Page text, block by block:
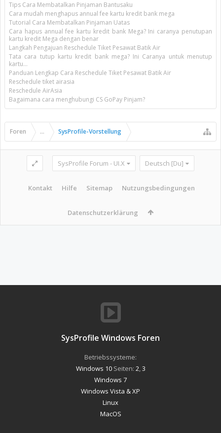
Tips Cara Membatalkan Pinjaman Bantusaku
Cara mudah menghapus annual fee kartu kredit bank mega
Tutorial Cara Membatalkan Pinjaman Uatas
Cara hapus annual fee kartu kredit bank Mega? Ini caranya penutupan
kartu kredit Mega dengan benar
Langkah Pengajuan Reschedule Tiket Pesawat Batik Air
Tata cara tutup kartu kredit bank mega? Ini Caranya untuk menutup
kartu...
Panduan Lengkap Cara Reschedule Tiket Pesawat Batik Air
Reschedule tiket airasia
Reschedule AirAsia
Bagaimana cara menghubungi CS GoPay Pinjam?
Foren ... SysProfile-Vorstellung
SysProfile Forum - UI.X Deutsch [Du]
Kontakt Hilfe Sitemap Nutzungsbedingungen
Datenschutzerklärung
SysProfile Windows Foren
Betriebssysteme:
Windows 10Seiten: 2 3
Windows 7
Windows Vista & XP
Linux
MacOS